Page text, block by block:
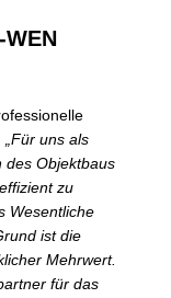
„Für uns als
des Objektbaus
zu
Wesentliche
ist die
Mehrwert.
für das